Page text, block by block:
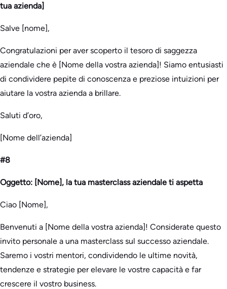
tua azienda]
Salve [nome],
Congratulazioni per aver scoperto il tesoro di saggezza
aziendale che è [Nome della vostra azienda]! Siamo entusiasti
di condividere pepite di conoscenza e preziose intuizioni per
aiutare la vostra azienda a brillare.
Saluti d’oro,
[Nome dell’azienda]
#8
Oggetto: [Nome], la tua masterclass aziendale ti aspetta
Ciao [Nome],
Benvenuti a [Nome della vostra azienda]! Considerate questo
invito personale a una masterclass sul successo aziendale.
Saremo i vostri mentori, condividendo le ultime novità,
tendenze e strategie per elevare le vostre capacità e far
crescere il vostro business.